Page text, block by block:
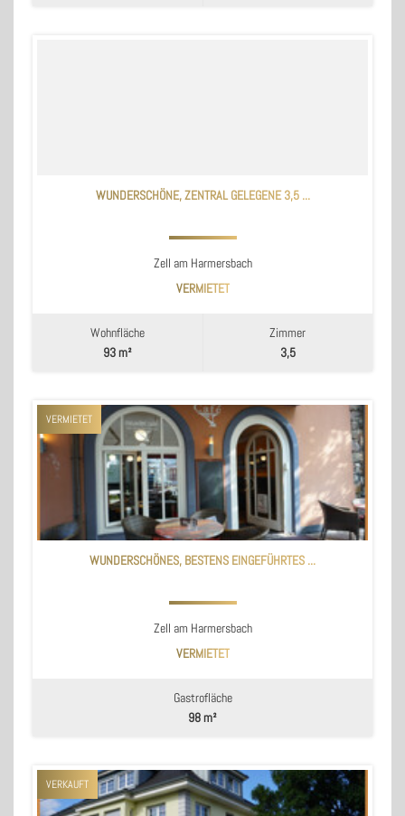
WUNDERSCHÖNE, ZENTRAL GELEGENE 3,5 ...
Zell am Harmersbach
VERMIETET
Wohnfläche
93 m²
Zimmer
3,5
VERMIETET
WUNDERSCHÖNES, BESTENS EINGEFÜHRTES ...
Zell am Harmersbach
VERMIETET
Gastrofläche
98 m²
VERKAUFT